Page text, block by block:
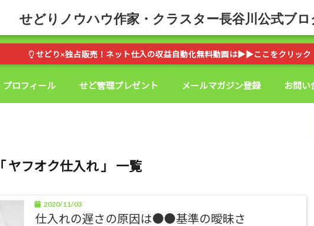
せどりノウハウ作家・クラスター長谷川公式ブロ
せどり×独占販売！ネット仕入の収益自動化無料動画は▶︎▶︎ここをクリック
プロフィール せど管理プレゼント メールマガジン登録 お問い
「 ヤフオク仕入れ 」 一覧
2020/11/03
仕入れの遅さの原因は●●基準の曖昧さ